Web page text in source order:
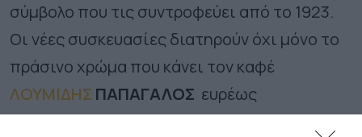
σύμβολο που τις συντροφεύει από το 1923.
Οι νέες συσκευασίες διατηρούν όχι μόνο το
πράσινο χρώμα που κάνει τον καφέ
ΛΟΥΜΙΔΗΣ ΠΑΠΑΓΑΛΟΣ ευρέως
αναγνωρίσιμο, αλλά και το παραδοσιακό